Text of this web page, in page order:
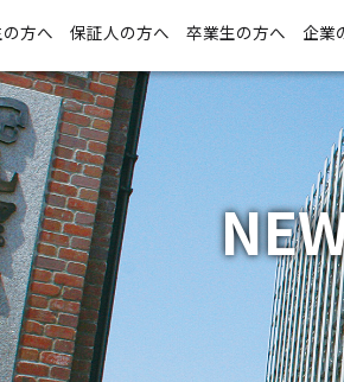
方へ 保証人の方へ 卒業生の方へ 企業